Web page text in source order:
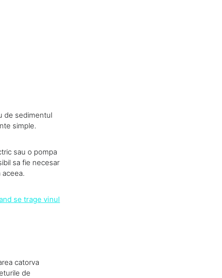
de sedimentul
simple.
sau o pompa
sa fie necesar
se trage vinul
catorva
de